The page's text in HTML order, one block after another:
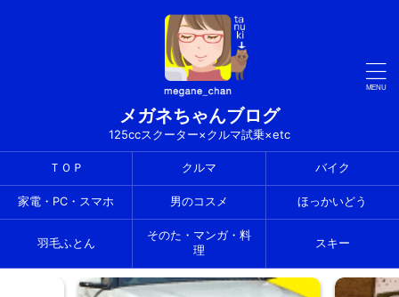
メガネちゃんブログ
125ccスクーター×クルマ試乗×etc
ＴＯＰ クルマ バイク
家電・PC・スマホ 男のコスメ ほっかいどう
羽毛ふとん
そのた・マンガ・料
理
スキー